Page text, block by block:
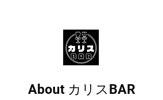
About カリスBAR